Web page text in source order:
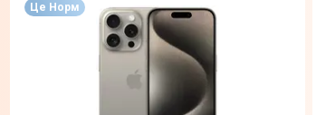
Це Норм